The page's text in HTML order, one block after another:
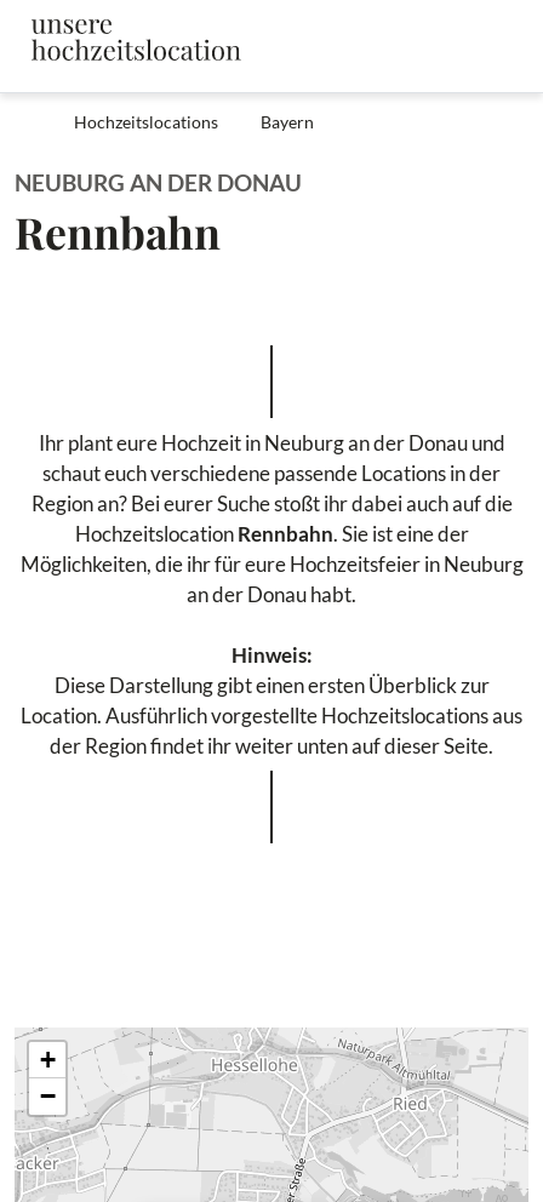
Hochzeitslocations Bayern
NEUBURG AN DER DONAU
Rennbahn
Ihr plant eure Hochzeit in Neuburg an der Donau und
schaut euch verschiedene passende Locations in der
Region an? Bei eurer Suche stoßt ihr dabei auch auf die
HochzeitslocationRennbahn. Sie ist eine der
Möglichkeiten, die ihr für eure Hochzeitsfeier in Neuburg
an der Donau habt.
Hinweis:
Diese Darstellung gibt einen ersten Überblick zur
Location. Ausführlich vorgestellte Hochzeitslocations aus
der Region findet ihr weiter unten auf dieser Seite.
+
−